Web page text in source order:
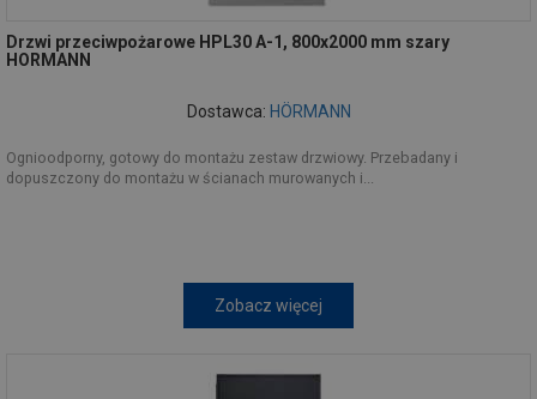
Drzwi przeciwpożarowe HPL30 A-1, 800x2000 mm szary
HORMANN
Dostawca: HÖRMANN
Ognioodporny, gotowy do montażu zestaw drzwiowy. Przebadany i
dopuszczony do montażu w ścianach murowanych i...
Zobacz więcej